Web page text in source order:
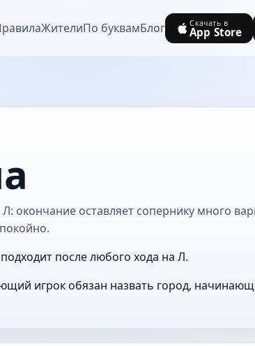
ЖителиПо буквамБлог Скачать в
App Store
окончание оставляет сопернику много
после любого хода на Л.
игрок обязан назвать город,